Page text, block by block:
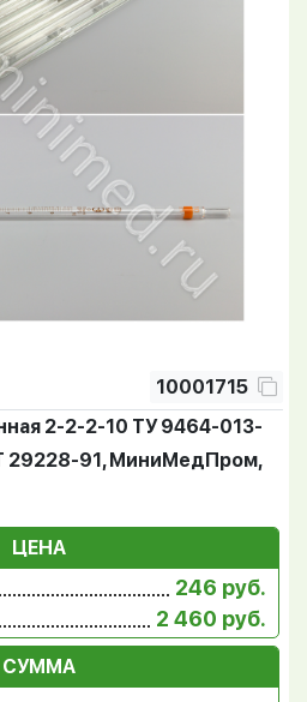
10001715
2-2-2-10 ТУ 9464-013-
29228-91, МиниМедПром,
ЦЕНА
246 руб.
2 460 руб.
СУММА